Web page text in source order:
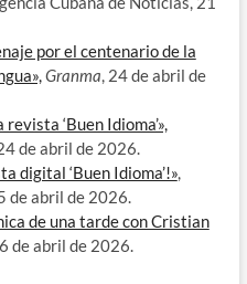
por el centenario de la
Granma, 24 de abril de
‘Buen Idioma’»,
de abril de 2026.
digital ‘Buen Idioma’!»,
de abril de 2026.
de una tarde con Cristian
de abril de 2026.